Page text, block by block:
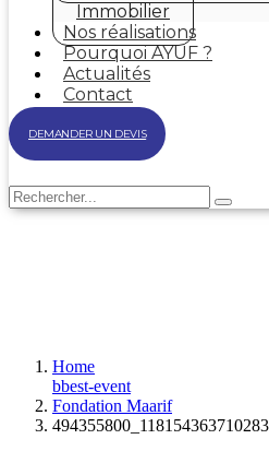
Immobilier
Nos réalisations
Pourquoi AYUF ?
Actualités
Contact
DEMANDER UN DEVIS
Home
bbest-event
Fondation Maarif